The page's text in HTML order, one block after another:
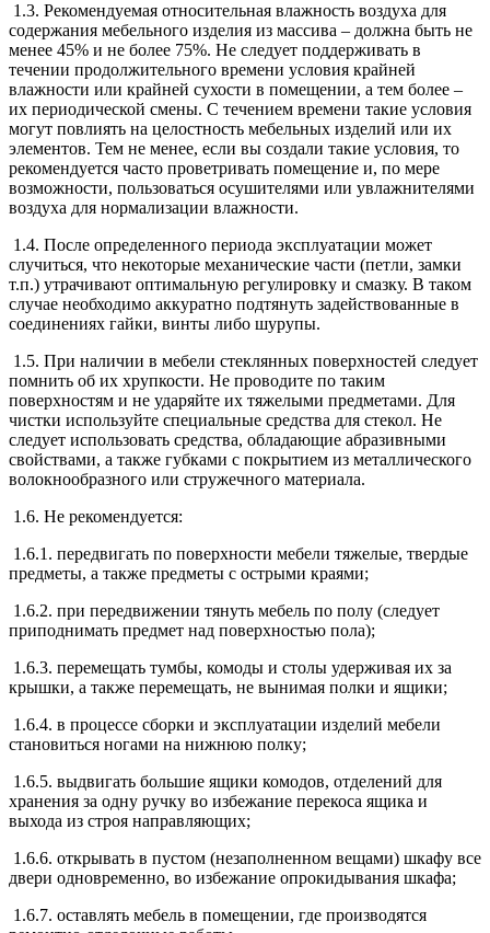
1.3. Рекомендуемая относительная влажность воздуха для
содержания мебельного изделия из массива – должна быть не
менее 45% и не более 75%. Не следует поддерживать в
течении продолжительного времени условия крайней
влажности или крайней сухости в помещении, а тем более –
их периодической смены. С течением времени такие условия
могут повлиять на целостность мебельных изделий или их
элементов. Тем не менее, если вы создали такие условия, то
рекомендуется часто проветривать помещение и, по мере
возможности, пользоваться осушителями или увлажнителями
воздуха для нормализации влажности.
1.4. После определенного периода эксплуатации может
случиться, что некоторые механические части (петли, замки
т.п.) утрачивают оптимальную регулировку и смазку. В таком
случае необходимо аккуратно подтянуть задействованные в
соединениях гайки, винты либо шурупы.
1.5. При наличии в мебели стеклянных поверхностей следует
помнить об их хрупкости. Не проводите по таким
поверхностям и не ударяйте их тяжелыми предметами. Для
чистки используйте специальные средства для стекол. Не
следует использовать средства, обладающие абразивными
свойствами, а также губками с покрытием из металлического
волокнообразного или стружечного материала.
1.6. Не рекомендуется:
1.6.1. передвигать по поверхности мебели тяжелые, твердые
предметы, а также предметы с острыми краями;
1.6.2. при передвижении тянуть мебель по полу (следует
приподнимать предмет над поверхностью пола);
1.6.3. перемещать тумбы, комоды и столы удерживая их за
крышки, а также перемещать, не вынимая полки и ящики;
1.6.4. в процессе сборки и эксплуатации изделий мебели
становиться ногами на нижнюю полку;
1.6.5. выдвигать большие ящики комодов, отделений для
хранения за одну ручку во избежание перекоса ящика и
выхода из строя направляющих;
1.6.6. открывать в пустом (незаполненном вещами) шкафу все
двери одновременно, во избежание опрокидывания шкафа;
1.6.7. оставлять мебель в помещении, где производятся